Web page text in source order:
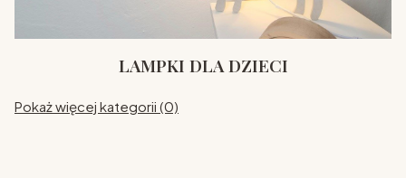
LAMPKI DLA DZIECI
Pokaż więcej kategorii (0)